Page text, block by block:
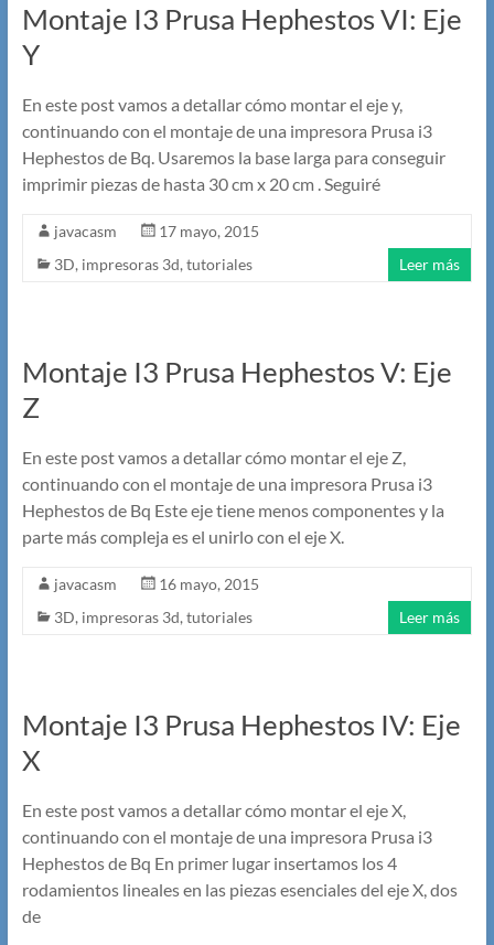
Montaje I3 Prusa Hephestos VI: Eje
Y
En este post vamos a detallar cómo montar el eje y,
continuando con el montaje de una impresora Prusa i3
Hephestos de Bq. Usaremos la base larga para conseguir
imprimir piezas de hasta 30 cm x 20 cm . Seguiré
javacasm
17 mayo, 2015
3D, impresoras 3d,tutoriales Leer más
Montaje I3 Prusa Hephestos V: Eje
Z
En este post vamos a detallar cómo montar el eje Z,
continuando con el montaje de una impresora Prusa i3
Hephestos de Bq Este eje tiene menos componentes y la
parte más compleja es el unirlo con el eje X.
javacasm
16 mayo, 2015
3D, impresoras 3d,tutoriales Leer más
Montaje I3 Prusa Hephestos IV: Eje
X
En este post vamos a detallar cómo montar el eje X,
continuando con el montaje de una impresora Prusa i3
Hephestos de Bq En primer lugar insertamos los 4
rodamientos lineales en las piezas esenciales del eje X, dos
de